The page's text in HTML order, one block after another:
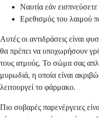
Ναυτία εάν
Ερεθισμός του λαιμού
Αυτές οι αντιδράσεις είναι
θα πρέπει να υποχωρήσουν
τους ατμούς. Το σώμα σας
μυρωδιά, η οποία είναι
λειτουργεί το φάρμακο.
Πιο σοβαρές παρενέργειες